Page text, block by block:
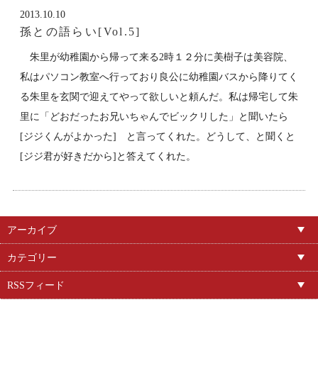
2013.10.10
孫との語らい[Vol.5]
朱里が幼稚園から帰って来る2時１２分に美樹子は美容院、
私はパソコン教室へ行っており良公に幼稚園バスから降りてく
る朱里を玄関で迎えてやって欲しいと頼んだ。私は帰宅して朱
里に「どおだったお兄いちゃんでビックリした」と聞いたら
[ジジくんがよかった] と言ってくれた。どうして、と聞くと
[ジジ君が好きだから]と答えてくれた。
アーカイブ
カテゴリー
RSSフィード